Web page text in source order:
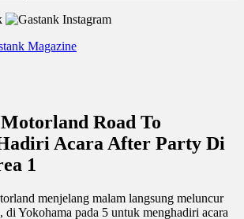
Magazine
Road To
Acara After Party Di
1
menjelang malam langsung meluncur
di Yokohama pada 5 untuk menghadiri acara